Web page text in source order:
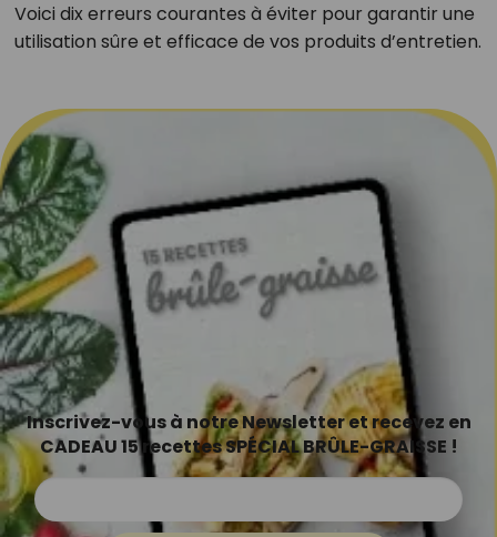
Voici dix erreurs courantes à éviter pour garantir une
utilisation sûre et efficace de vos produits d’entretien.
Inscrivez-vous à notre Newsletter et recevez en
CADEAU 15 recettes SPÉCIAL BRÛLE-GRAISSE !